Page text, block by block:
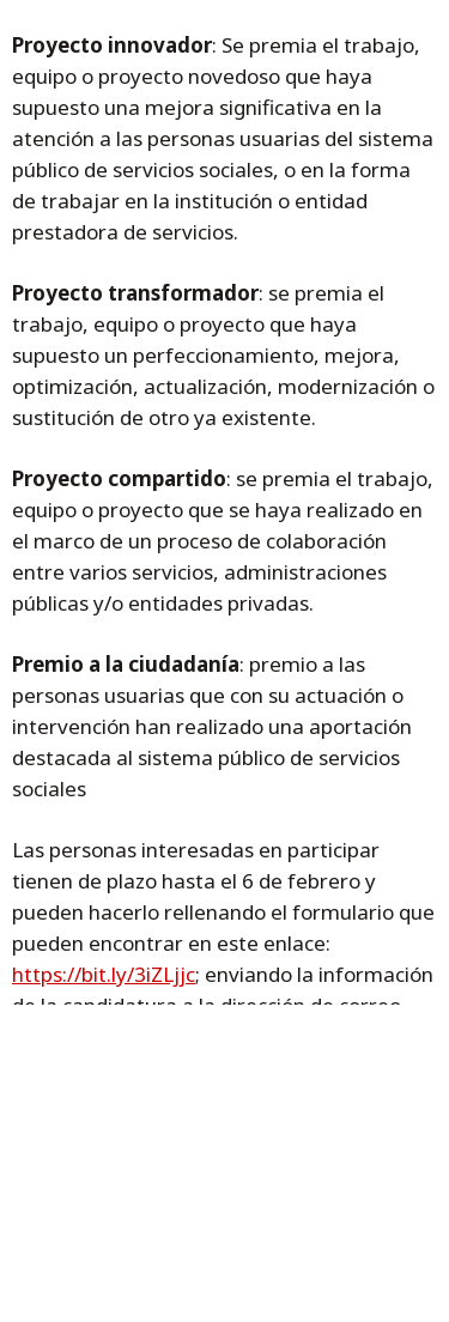
Proyecto innovador: Se premia el trabajo,
equipo o proyecto novedoso que haya
supuesto una mejora significativa en la
atención a las personas usuarias del sistema
público de servicios sociales, o en la forma
de trabajar en la institución o entidad
prestadora de servicios.
Proyecto transformador: se premia el
trabajo, equipo o proyecto que haya
supuesto un perfeccionamiento, mejora,
optimización, actualización, modernización o
sustitución de otro ya existente.
Proyecto compartido: se premia el trabajo,
equipo o proyecto que se haya realizado en
el marco de un proceso de colaboración
entre varios servicios, administraciones
públicas y/o entidades privadas.
Premio a la ciudadanía: premio a las
personas usuarias que con su actuación o
intervención han realizado una aportación
destacada al sistema público de servicios
sociales
Las personas interesadas en participar
tienen de plazo hasta el 6 de febrero y
pueden hacerlo rellenando el formulario que
pueden encontrar en este enlace:
https://bit.ly/3iZLjjc; enviando la información
de la candidatura a la dirección de correo